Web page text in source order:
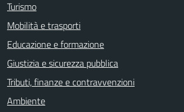
Turismo
Mobilità e trasporti
Educazione e formazione
Giustizia e sicurezza pubblica
Tributi, finanze e contravvenzioni
Ambiente